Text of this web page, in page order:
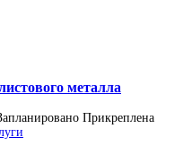
металла
Прикреплена